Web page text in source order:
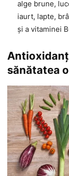
alge brune,
iaurt, lapte,
și a vitaminei
sănătatea